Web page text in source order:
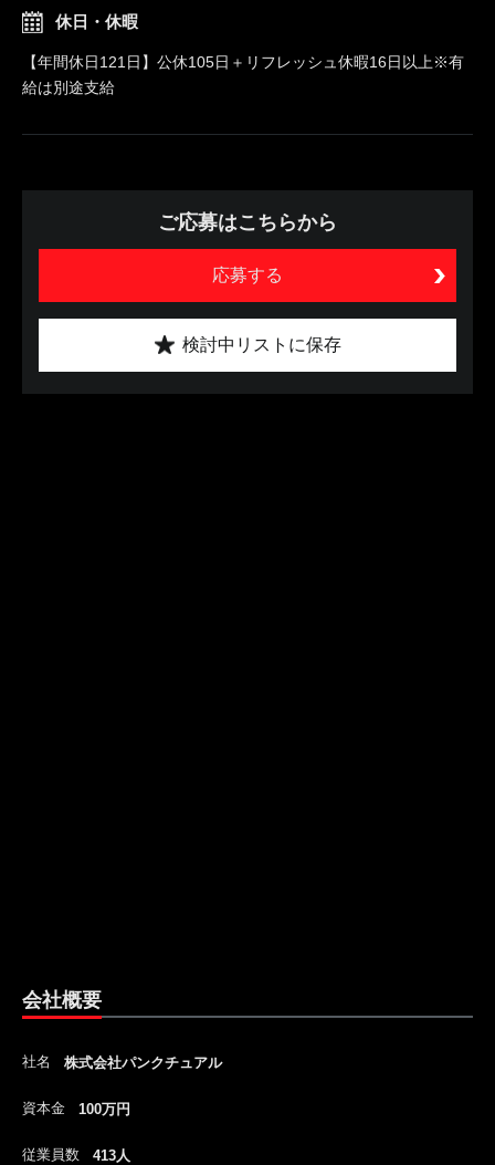
休日・休暇
【年間休日121日】公休105日＋リフレッシュ休暇16日以上※有
給は別途支給
ご応募はこちらから
応募する
検討中リストに保存
会社概要
社名 株式会社パンクチュアル
資本金 100万円
従業員数 413人